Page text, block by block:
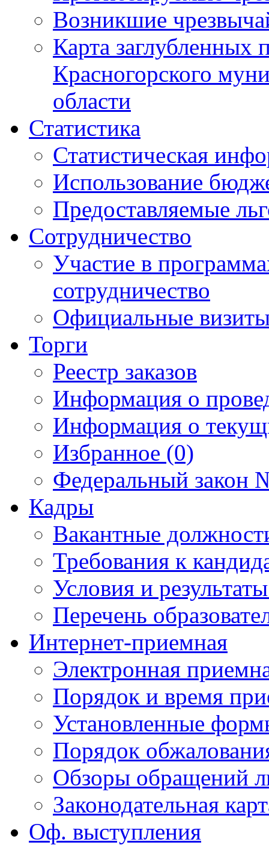
Возникшие
Карта
Красногорского
области
Статистика
Статистическая
Использование
Предоставляемые
Сотрудничество
Участие в
сотрудничество
Официальные
Торги
Реестр заказов
Информация о
Информация о
Избранное (0)
Федеральный закон
Кадры
Вакантные
Требования к
Условия и
Перечень
Интернет-приемная
Электронная
Порядок и время
Установленные
Порядок
Обзоры обращений
Законодательная
Оф. выступления